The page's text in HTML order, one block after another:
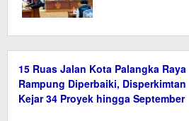
15 Ruas Jalan Kota Palangka Raya
Rampung Diperbaiki, Disperkimtan
Kejar 34 Proyek hingga September